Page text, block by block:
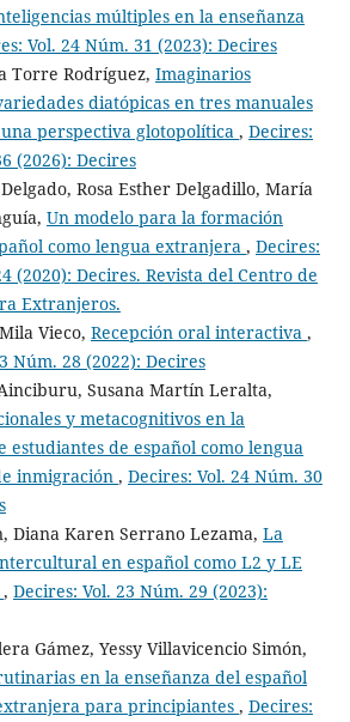
múltiples en la enseñanza
Vol. 24 Núm. 31 (2023): Decires
Torre Rodríguez, Imaginarios
diatópicas en tres manuales
perspectiva glotopolítica , Decires:
(2026): Decires
Rosa Esther Delgadillo, María
Un modelo para la formación
como lengua extranjera , Decires:
(2020): Decires. Revista del Centro de
Extranjeros.
Vieco, Recepción oral interactiva ,
Núm. 28 (2022): Decires
Susana Martín Leralta,
y metacognitivos en la
estudiantes de español como lengua
inmigración , Decires: Vol. 24 Núm. 30
Diana Karen Serrano Lezama, La
en español como L2 y LE
, Decires: Vol. 23 Núm. 29 (2023):
Gámez, Yessy Villavicencio Simón,
en la enseñanza del español
para principiantes , Decires: